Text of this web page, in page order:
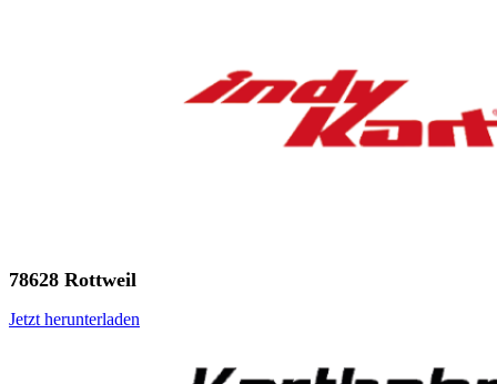
78628 Rottweil
Jetzt herunterladen